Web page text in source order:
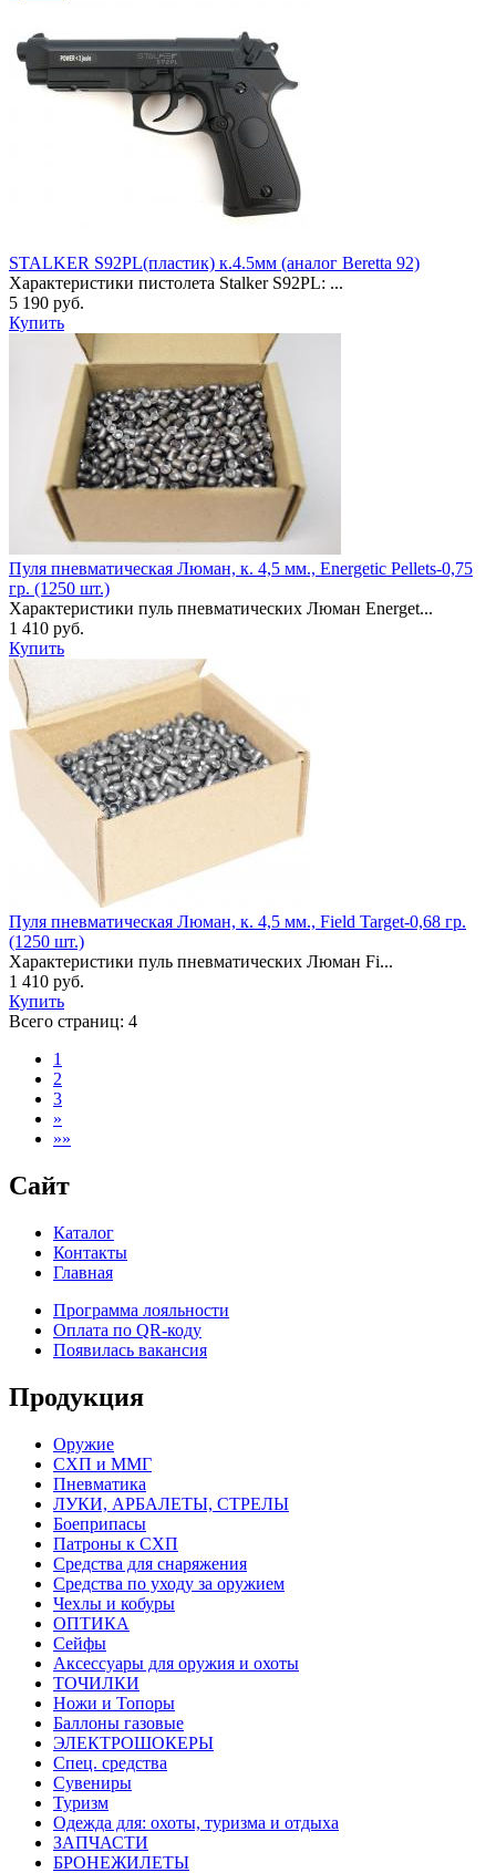
STALKER S92PL(пластик) к.4.5мм (аналог Beretta 92)
Характеристики пистолета Stalker S92PL: ...
5 190 руб.
Купить
Пуля пневматическая Люман, к. 4,5 мм., Energetic Pellets-0,75
гр. (1250 шт.)
Характеристики пуль пневматических Люман Energet...
1 410 руб.
Купить
Пуля пневматическая Люман, к. 4,5 мм., Field Target-0,68 гр.
(1250 шт.)
Характеристики пуль пневматических Люман Fi...
1 410 руб.
Купить
Всего страниц: 4
1
2
3
»
»»
Сайт
Каталог
Контакты
Главная
Программа лояльности
Оплата по QR-коду
Появилась вакансия
Продукция
Оружие
СХП и ММГ
Пневматика
ЛУКИ, АРБАЛЕТЫ, СТРЕЛЫ
Боеприпасы
Патроны к СХП
Средства для снаряжения
Средства по уходу за оружием
Чехлы и кобуры
ОПТИКА
Сейфы
Аксессуары для оружия и охоты
ТОЧИЛКИ
Ножи и Топоры
Баллоны газовые
ЭЛЕКТРОШОКЕРЫ
Спец. средства
Сувениры
Туризм
Одежда для: охоты, туризма и отдыха
ЗАПЧАСТИ
БРОНЕЖИЛЕТЫ